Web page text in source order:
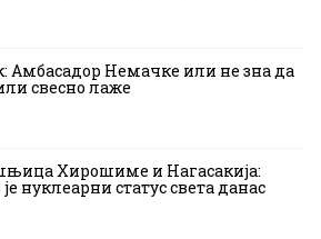
Амбасадор Немачке или не зна да
свесно лаже
Хирошиме и Нагасакија:
нуклеарни статус света данас